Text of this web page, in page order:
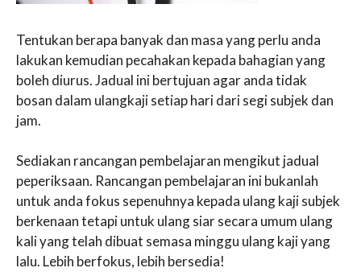
Tentukan berapa banyak dan masa yang perlu anda
lakukan kemudian pecahakan kepada bahagian yang
boleh diurus. Jadual ini bertujuan agar anda tidak
bosan dalam ulangkaji setiap hari dari segi subjek dan
jam.
Sediakan rancangan pembelajaran mengikut jadual
peperiksaan. Rancangan pembelajaran ini bukanlah
untuk anda fokus sepenuhnya kepada ulang kaji subjek
berkenaan tetapi untuk ulang siar secara umum ulang
kali yang telah dibuat semasa minggu ulang kaji yang
lalu. Lebih berfokus, lebih bersedia!